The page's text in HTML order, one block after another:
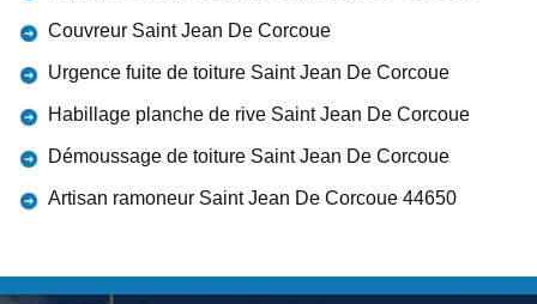
Couvreur Saint Jean De Corcoue
Urgence fuite de toiture Saint Jean De Corcoue
Habillage planche de rive Saint Jean De Corcoue
Démoussage de toiture Saint Jean De Corcoue
Artisan ramoneur Saint Jean De Corcoue 44650